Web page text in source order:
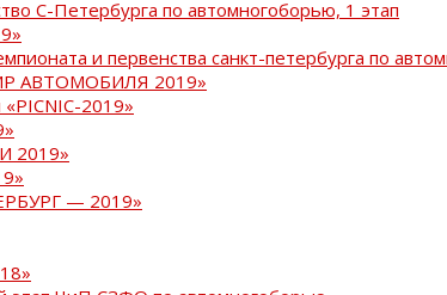
С-Петербурга по автомногоборью, 1 этап
и первенства санкт-петербурга по
АВТОМОБИЛЯ 2019»
2019»
2019»
— 2019»